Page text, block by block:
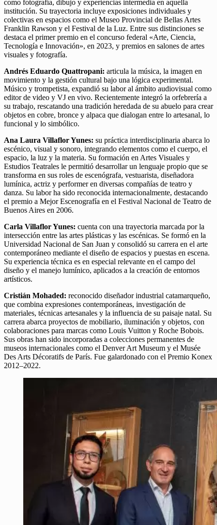
como fotografía, dibujo y experiencias intermedia en aquella
institución. Su trayectoria incluye exposiciones individuales y
colectivas en espacios como el Museo Provincial de Bellas Artes
Franklin Rawson y el Festival de la Luz. Entre sus distinciones se
destaca el primer premio en el concurso federal «Arte, Ciencia,
Tecnología e Innovación», en 2023, y premios en salones de artes
visuales y fotografía.
Andrés Eduardo Quattropani: articula la música, la imagen en
movimiento y la gestión cultural bajo una lógica experimental.
Músico y trompetista, expandió su labor al ámbito audiovisual como
editor de video y VJ en vivo. Recientemente integró la orfebrería a
su trabajo, rescatando una tradición heredada de su abuelo para crear
objetos en cobre, bronce y alpaca que dialogan entre lo artesanal, lo
funcional y lo simbólico.
Ana Laura Villaflor Yunes: su práctica interdisciplinaria abarca lo
escénico, visual y sonoro, integrando elementos como el cuerpo, el
espacio, la luz y la materia. Su formación en Artes Visuales y
Estudios Teatrales le permitió desarrollar un lenguaje propio que se
transforma en sus roles de escenógrafa, vestuarista, diseñadora
lumínica, actriz y performer en diversas compañías de teatro y
danza. Su labor ha sido reconocida internacionalmente, destacando
el premio a Mejor Escenografía en el Festival Nacional de Teatro de
Buenos Aires en 2006.
Carla Villaflor Yunes: cuenta con una trayectoria marcada por la
intersección entre las artes plásticas y las escénicas. Se formó en la
Universidad Nacional de San Juan y consolidó su carrera en el arte
contemporáneo mediante el diseño de espacios y puestas en escena.
Su experiencia técnica es en especial relevante en el campo del
diseño y el manejo lumínico, aplicados a la creación de entornos
artísticos.
Cristián Mohaded: reconocido diseñador industrial catamarqueño,
que combina expresiones contemporáneas, investigación de
materiales, técnicas artesanales y la influencia de su paisaje natal. Su
carrera abarca proyectos de mobiliario, iluminación y objetos, con
colaboraciones para marcas como Louis Vuitton y Roche Bobois.
Sus obras han sido incorporadas a colecciones permanentes de
museos internacionales como el Denver Art Museum y el Musée
Des Arts Décoratifs de París. Fue galardonado con el Premio Konex
2012–2022.